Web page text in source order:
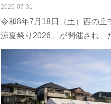
2026-07-31
令和8年7月18日（土）西の
涼夏祭り2026」が開催され、